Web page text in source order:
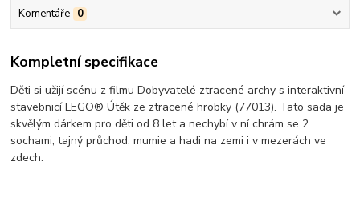
Komentáře 0
Kompletní specifikace
Děti si užijí scénu z filmu Dobyvatelé ztracené archy s interaktivní
stavebnicí LEGO® Útěk ze ztracené hrobky (77013). Tato sada je
skvělým dárkem pro děti od 8 let a nechybí v ní chrám se 2
sochami, tajný průchod, mumie a hadi na zemi i v mezerách ve
zdech.